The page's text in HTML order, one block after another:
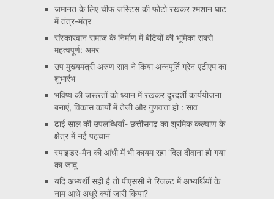
जमानत के लिए चीफ जस्टिस की फोटो रखकर श्मशान घाट
में तंत्र-मंत्र
संस्कारवान समाज के निर्माण में बेटियों की भूमिका सबसे
महत्वपूर्ण: अमर
उप मुख्यमंत्री अरुण साव ने किया अन्नपूर्ति ग्रेन एटीएम का
शुभारंभ
भविष्य की जरूरतों को ध्यान में रखकर दूरदर्शी कार्ययोजना
बनाएं, विकास कार्यों में तेजी और गुणवत्ता हो : साव
ढाई साल की उपलब्धियाँ- छत्तीसगढ़ का श्रमिक कल्याण के
क्षेत्र में नई पहचान
स्पाइडर-मैन की आंधी में भी कायम रहा ‘दिल दीवाना हो गया’
का जादू
यदि अभ्यर्थी सही है तो पीएससी ने रिजल्ट में अभ्यर्थियों के
नाम आधे अधूरे क्यों जारी किया?